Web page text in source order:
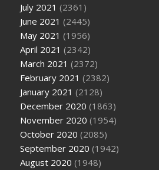
July 2021 (2361)
June 2021 (2445)
May 2021 (1956)
April 2021 (2342)
March 2021 (2372)
February 2021 (2382)
January 2021 (2128)
December 2020 (1863)
November 2020 (1954)
October 2020 (2085)
September 2020 (1942)
August 2020 (1948)